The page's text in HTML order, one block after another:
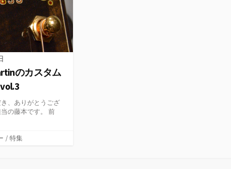
のカスタム
、ありがとうござ
の藤本です。 前
/ 特集